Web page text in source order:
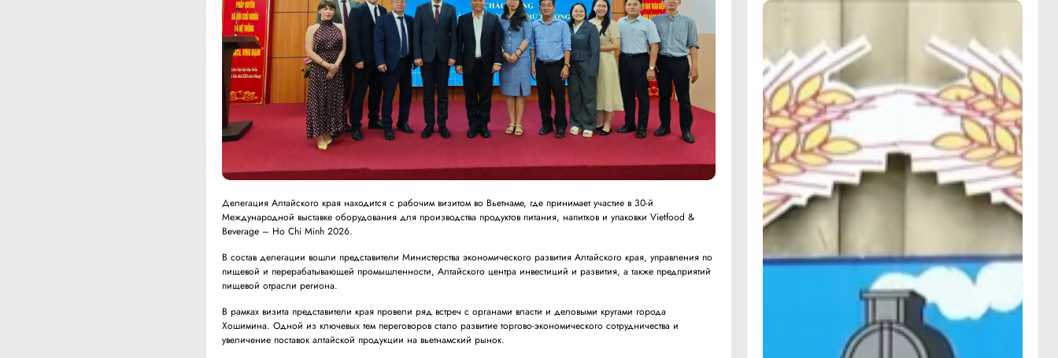
Делегация Алтайского края находится с рабочим визитом во Вьетнаме, где принимает участие в 30-й
Международной выставке оборудования для производства продуктов питания, напитков и упаковки Vietfood &
Beverage – Ho Chi Minh 2026.
В состав делегации вошли представители Министерства экономического развития Алтайского края, управления по
пищевой и перерабатывающей промышленности, Алтайского центра инвестиций и развития, а также предприятий
пищевой отрасли региона.
В рамках визита представители края провели ряд встреч с органами власти и деловыми кругами города
Хошимина. Одной из ключевых тем переговоров стало развитие торгово-экономического сотрудничества и
увеличение поставок алтайской продукции на вьетнамский рынок.